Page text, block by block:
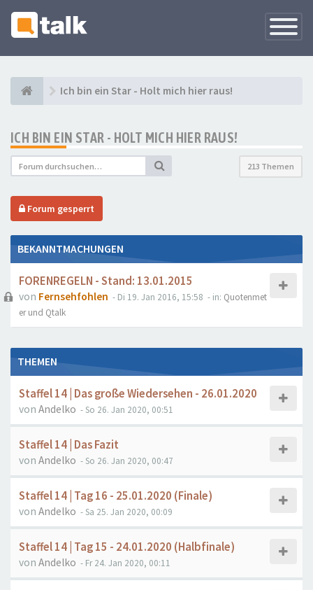
Ich bin ein Star - Holt mich hier raus!
ICH BIN EIN STAR - HOLT MICH HIER RAUS!
213 Themen
Forum gesperrt
BEKANNTMACHUNGEN
FORENREGELN - Stand: 13.01.2015
von Fernsehfohlen - Di 19. Jan 2016, 15:58 - in: Quotenmet
er und Qtalk
THEMEN
Staffel 14 | Das große Wiedersehen - 26.01.2020
von Andelko - So 26. Jan 2020, 00:51
Staffel 14 | Das Fazit
von Andelko - So 26. Jan 2020, 00:47
Staffel 14 | Tag 16 - 25.01.2020 (Finale)
von Andelko - Sa 25. Jan 2020, 00:09
Staffel 14 | Tag 15 - 24.01.2020 (Halbfinale)
von Andelko - Fr 24. Jan 2020, 00:11